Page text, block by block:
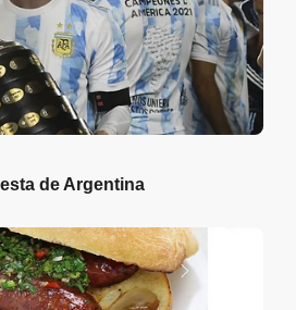
de Argentina